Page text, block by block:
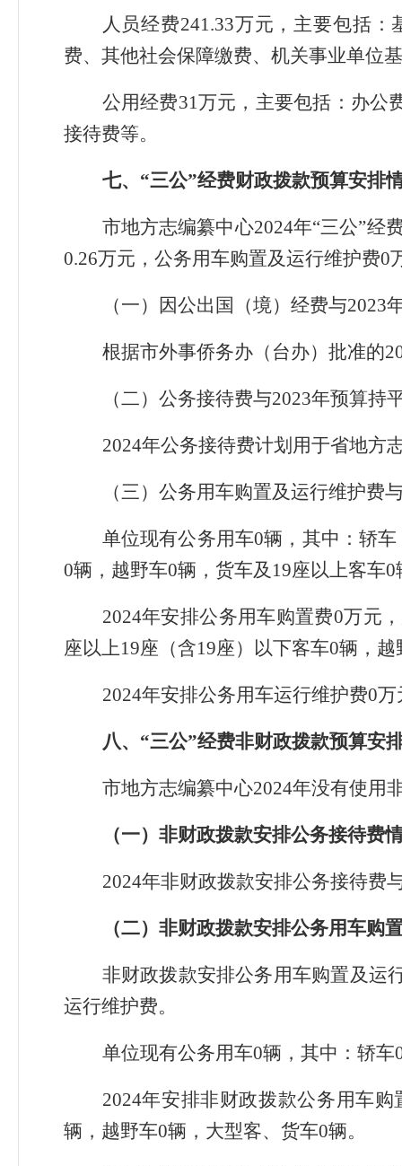
人员经费241.33万元，主要包括
费、其他社会保障缴费、机关事业单位
公用经费31万元，主要包括：办公
接待费等。
七、 “三公”经费财政拨款预算安排
市地方志编纂中心2024年“三公”经
0.26万元，公务用车购置及运行维护费0
（一）因公出国（境）经费与
根据市外事侨务办（台办）批准的
（二）公务接待费与2023年预算
2024年公务接待费计划用于省地方
（三）公务用车购置及运行维护费
单位现有公务用车0辆，其中：轿
0辆，越野车0辆，货车及19座以上客车
2024年安排公务用车购置费0万元
座以上19座（含19座）以下客车0辆，
2024年安排公务用车运行维护费0万
八、“三公”经费非财政拨款预算安
市地方志编纂中心2024年没有使用
（一）非财政拨款安排公务接待费
2024年非财政拨款安排公务接待费
（二）非财政拨款安排公务用车购
非财政拨款安排公务用车购置及运
运行维护费。
单位现有公务用车0辆，其中：轿
2024年安排非财政拨款公务用车
辆，越野车0辆，大型客、货车0辆。